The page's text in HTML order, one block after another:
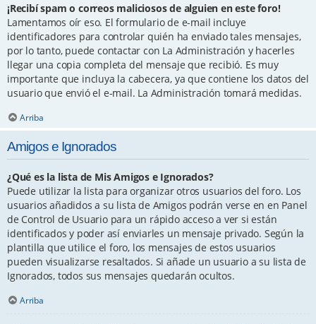
¡Recibí spam o correos maliciosos de alguien en este foro!
Lamentamos oír eso. El formulario de e-mail incluye
identificadores para controlar quién ha enviado tales mensajes,
por lo tanto, puede contactar con La Administración y hacerles
llegar una copia completa del mensaje que recibió. Es muy
importante que incluya la cabecera, ya que contiene los datos del
usuario que envió el e-mail. La Administración tomará medidas.
Arriba
Amigos e Ignorados
¿Qué es la lista de Mis Amigos e Ignorados?
Puede utilizar la lista para organizar otros usuarios del foro. Los
usuarios añadidos a su lista de Amigos podrán verse en en Panel
de Control de Usuario para un rápido acceso a ver si están
identificados y poder así enviarles un mensaje privado. Según la
plantilla que utilice el foro, los mensajes de estos usuarios
pueden visualizarse resaltados. Si añade un usuario a su lista de
Ignorados, todos sus mensajes quedarán ocultos.
Arriba